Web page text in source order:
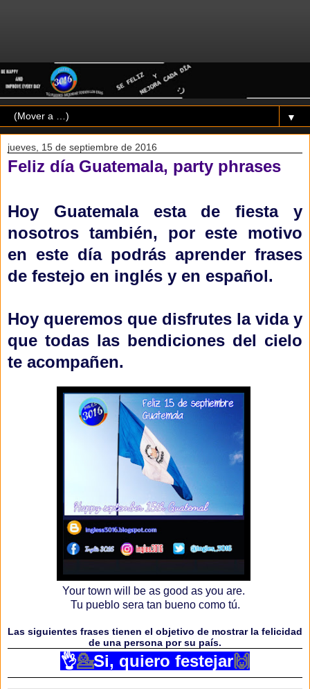
▼
jueves, 15 de septiembre de 2016
Feliz día Guatemala, party phrases
Hoy Guatemala esta de fiesta y
nosotros también, por este motivo
en este día podrás aprender frases
de festejo en inglés y en español.
Hoy queremos que disfrutes la vida y
que todas las bendiciones del cielo
te acompañen.
Your town will be as good as you are.
Tu pueblo sera tan bueno como tú.
Las siguientes frases tienen el objetivo de mostrar la felicidad
de una persona por su país.
👌💁Si, quiero festejar🙌